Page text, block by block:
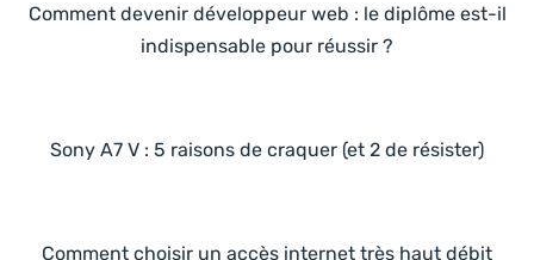
Comment devenir développeur web : le diplôme est-il
indispensable pour réussir ?
Sony A7 V : 5 raisons de craquer (et 2 de résister)
Comment choisir un accès internet très haut débit